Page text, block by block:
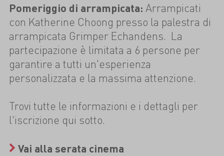
Pomeriggio di arrampicata: Arrampicati
con Katherine Choong presso la palestra di
arrampicata Grimper Echandens. La
partecipazione è limitata a 6 persone per
garantire a tutti un'esperienza
personalizzata e la massima attenzione.
Trovi tutte le informazioni e i dettagli per
l'iscrizione qui sotto.
Vai alla serata cinema